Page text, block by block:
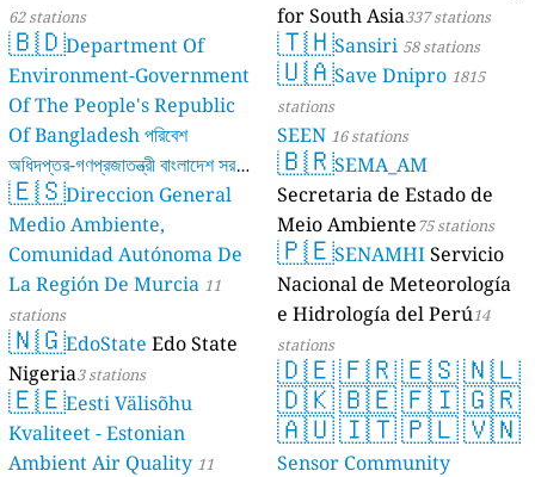
62 stations
🇧🇩Department Of
Environment-Government
Of The People's Republic
Of Bangladesh পরিবেশ
অধিদপ্তর-গণপ্রজাতন্ত্রী বাংলাদেশ সরকার
17 stations
🇪🇸Direccion General
Medio Ambiente,
Comunidad Autónoma De
La Región De Murcia 11
stations
🇳🇬EdoState Edo State
Nigeria3 stations
🇪🇪Eesti Välisõhu
Kvaliteet - Estonian
Ambient Air Quality 11
for South Asia337 stations
🇹🇭Sansiri 58 stations
🇺🇦Save Dnipro 1815
stations
SEEN 16 stations
🇧🇷SEMA_AM
Secretaria de Estado de
Meio Ambiente75 stations
🇵🇪SENAMHIServicio
Nacional de Meteorología
e Hidrología del Perú14
stations
🇩🇪🇫🇷🇪🇸🇳🇱
🇩🇰🇧🇪🇫🇮🇬🇷
🇦🇺🇮🇹🇵🇱🇻🇳
Sensor Community